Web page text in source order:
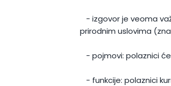
- izgovor je veoma
prirodnim uslovima
- pojmovi: polaznici
- funkcije: polaznici